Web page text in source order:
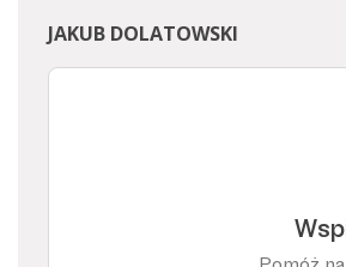
JAKUB DOLATOWSKI